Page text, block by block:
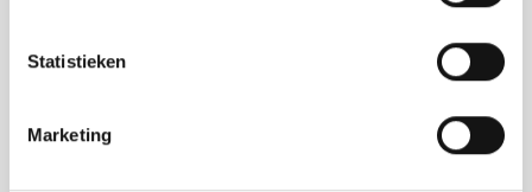
Statistieken
Marketing
Goede gevelisolatie verhoogt het
Wij voorzien woningen in Oisterwijk van